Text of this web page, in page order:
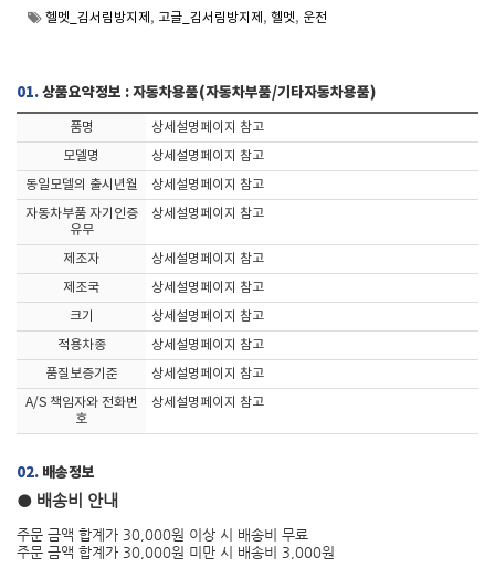
헬멧_김서림방지제 , 고글_김서림방지제 , 헬멧, 운전
01.상품요약정보 : 자동차용품(자동차부품/기타자동차용품)
품명
상세설명페이지 참고
모델명
상세설명페이지 참고
동일모델의 출시년월
상세설명페이지 참고
자동차부품 자기인증
유무
상세설명페이지 참고
제조자
상세설명페이지 참고
제조국
상세설명페이지 참고
크기
상세설명페이지 참고
적용차종
상세설명페이지 참고
품질보증기준
상세설명페이지 참고
A/S 책임자와 전화번
호
상세설명페이지 참고
02. 배송정보
● 배송비 안내
주문 금액 합계가 30,000원 이상 시 배송비 무료
주문 금액 합계가 30,000원 미만 시 배송비 3,000원